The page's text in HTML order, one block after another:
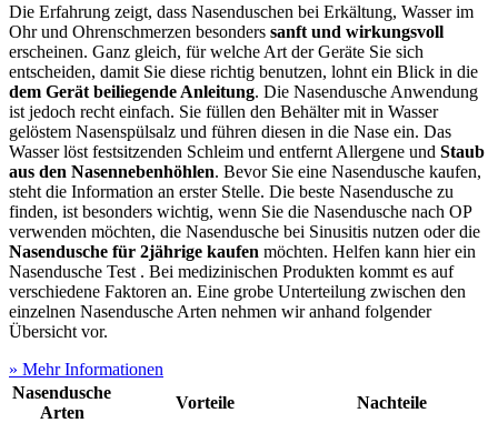
Die Erfahrung zeigt, dass Nasenduschen bei Erkältung, Wasser im
Ohr und Ohrenschmerzen besonders sanft und wirkungsvoll
erscheinen. Ganz gleich, für welche Art der Geräte Sie sich
entscheiden, damit Sie diese richtig benutzen, lohnt ein Blick in die
dem Gerät beiliegende Anleitung. Die Nasendusche Anwendung
ist jedoch recht einfach. Sie füllen den Behälter mit in Wasser
gelöstem Nasenspülsalz und führen diesen in die Nase ein. Das
Wasser löst festsitzenden Schleim und entfernt Allergene und Staub
aus den Nasennebenhöhlen. Bevor Sie eine Nasendusche kaufen,
steht die Information an erster Stelle. Die beste Nasendusche zu
finden, ist besonders wichtig, wenn Sie die Nasendusche nach OP
verwenden möchten, die Nasendusche bei Sinusitis nutzen oder die
Nasendusche für 2jährige kaufen möchten. Helfen kann hier ein
Nasendusche Test . Bei medizinischen Produkten kommt es auf
verschiedene Faktoren an. Eine grobe Unterteilung zwischen den
einzelnen Nasendusche Arten nehmen wir anhand folgender
Übersicht vor.
» Mehr Informationen
Nasendusche
Arten
Vorteile Nachteile